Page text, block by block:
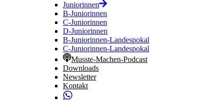
Juniorinnen
B-Juniorinnen
C-Juniorinnen
D-Juniorinnen
B-Juniorinnen-Landespokal
C-Juniorinnen-Landespokal
Musste-Machen-Podcast
Downloads
Newsletter
Kontakt